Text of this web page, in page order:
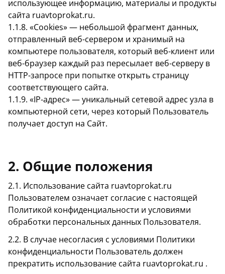
использующее информацию, материалы и продукты
сайта ruavtoprokat.ru.
1.1.8. «Cookies» — небольшой фрагмент данных,
отправленный веб-сервером и хранимый на
компьютере пользователя, который веб-клиент или
веб-браузер каждый раз пересылает веб-серверу в
HTTP-запросе при попытке открыть страницу
соответствующего сайта.
1.1.9. «IP-адрес» — уникальный сетевой адрес узла в
компьютерной сети, через который Пользователь
получает доступ на Сайт.
2. Общие положения
2.1. Использование сайта ruavtoprokat.ru
Пользователем означает согласие с настоящей
Политикой конфиденциальности и условиями
обработки персональных данных Пользователя.
2.2. В случае несогласия с условиями Политики
конфиденциальности Пользователь должен
прекратить использование сайта ruavtoprokat.ru .